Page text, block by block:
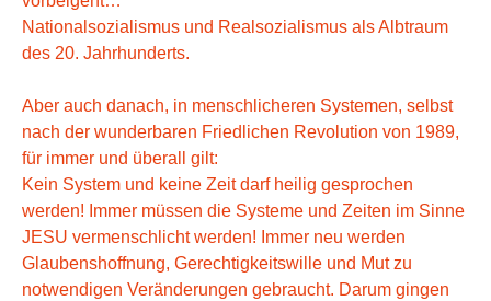
Nationalsozialismus und Realsozialismus als Albtraum
des 20. Jahrhunderts.
Aber auch danach, in menschlicheren Systemen, selbst
nach der wunderbaren Friedlichen Revolution von 1989,
für immer und überall gilt:
Kein System und keine Zeit darf heilig gesprochen
werden! Immer müssen die Systeme und Zeiten im Sinne
JESU vermenschlicht werden! Immer neu werden
Glaubenshoffnung, Gerechtigkeitswille und Mut zu
notwendigen Veränderungen gebraucht. Darum gingen